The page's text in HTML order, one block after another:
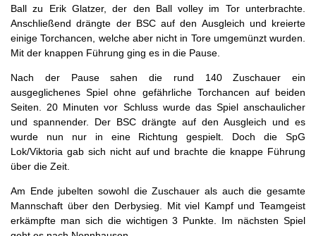
Ball zu Erik Glatzer, der den Ball volley im Tor unterbrachte.
Anschließend drängte der BSC auf den Ausgleich und kreierte
einige Torchancen, welche aber nicht in Tore umgemünzt wurden.
Mit der knappen Führung ging es in die Pause.
Nach der Pause sahen die rund 140 Zuschauer ein
ausgeglichenes Spiel ohne gefährliche Torchancen auf beiden
Seiten. 20 Minuten vor Schluss wurde das Spiel anschaulicher
und spannender. Der BSC drängte auf den Ausgleich und es
wurde nun nur in eine Richtung gespielt. Doch die SpG
Lok/Viktoria gab sich nicht auf und brachte die knappe Führung
über die Zeit.
Am Ende jubelten sowohl die Zuschauer als auch die gesamte
Mannschaft über den Derbysieg. Mit viel Kampf und Teamgeist
erkämpfte man sich die wichtigen 3 Punkte. Im nächsten Spiel